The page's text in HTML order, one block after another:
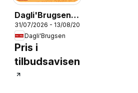
Dagli'Brugsen -
Tilbudsavis uge
31-32
31/07/2026 - 13/08/2026
Dagli'Brugsen
Pris i
tilbudsavisen